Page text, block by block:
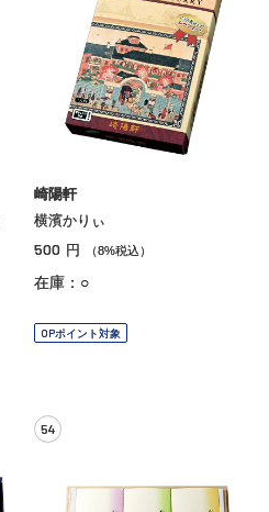
崎陽軒
横濱かりぃ
500 円 （8%税込）
在庫：○
OPポイント対象
54